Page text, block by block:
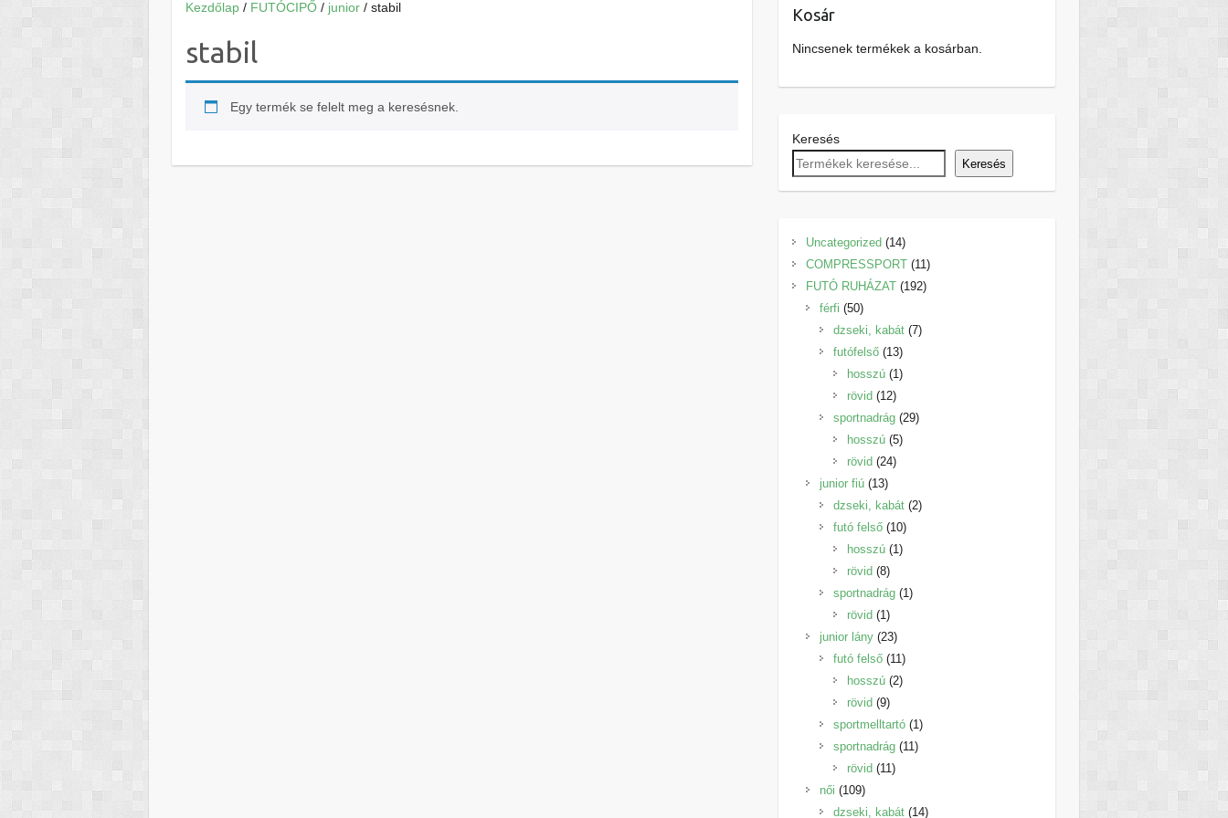
Kezdőlap/ FUTÓCIPŐ/ junior/ stabil
stabil
Egy termék se felelt meg a keresésnek.
Kosár
Nincsenek termékek a kosárban.
Keresés
Keresés
Uncategorized 1414
termék
COMPRESSPORT 1111
termék
FUTÓ RUHÁZAT 192192
férfi 5050
termék
dzseki, kabát 77
futófelső 1313
termék
hosszú 11
rövid 1212
termék
sportnadrág 2929
hosszú 55
rövid 2424
junior fiú 1313
termék
dzseki, kabát 22
futó felső 1010
termék
hosszú 11
rövid 88
termék
sportnadrág 11
rövid 11
termék
junior lány 2323
termék
futó felső 1111
termék
hosszú 22
rövid 99
termék
sportmelltartó 11
sportnadrág 1111
rövid 1111
női 109109
termék
dzseki, kabát 1414